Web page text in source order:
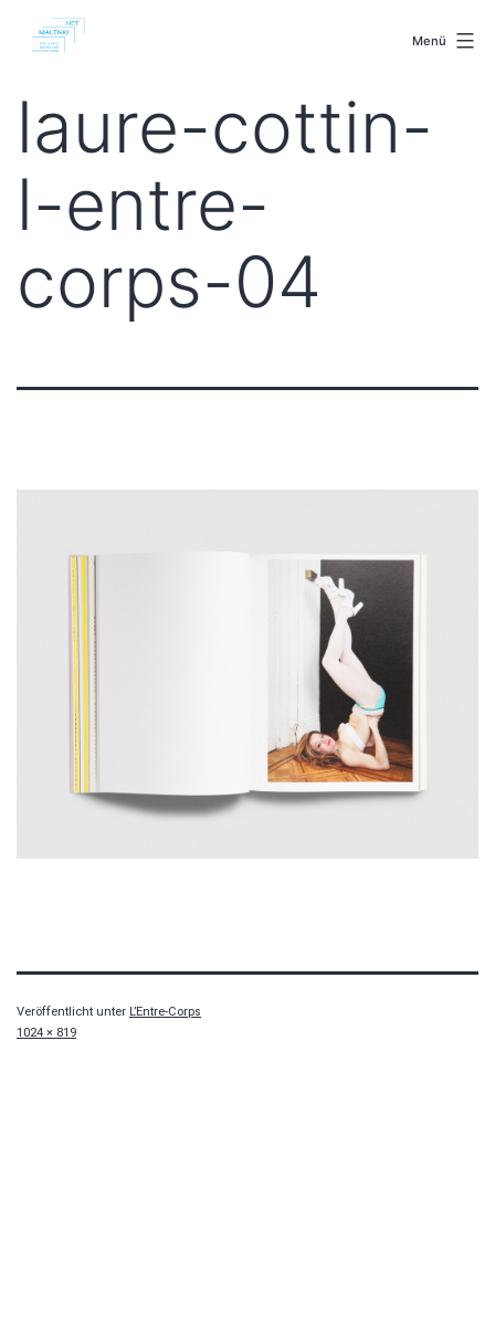
Inhalt
Menü
laure-cottin-
l-entre-
corps-04
Veröffentlicht unter L’Entre-Corps
Originalgröße
1024 × 819